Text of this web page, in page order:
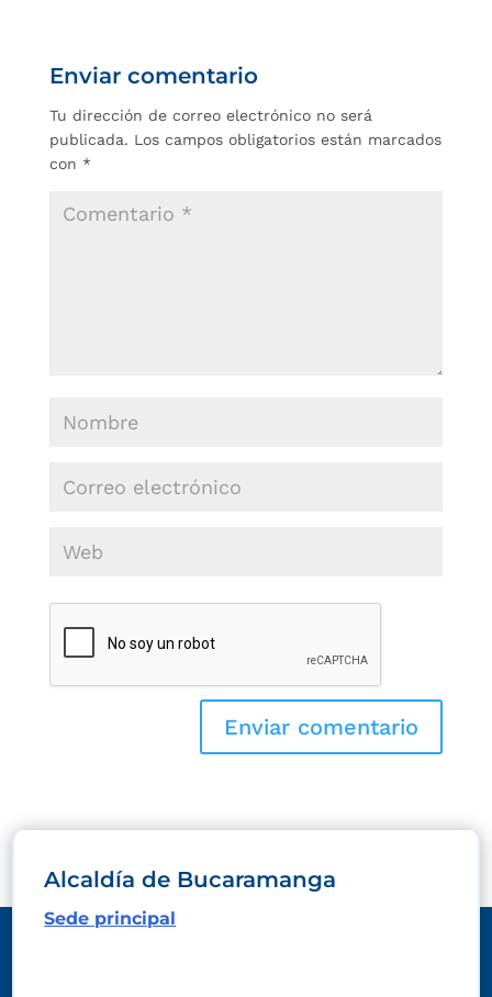
Enviar comentario
Tu dirección de correo electrónico no será
publicada. Los campos obligatorios están marcados
con *
Alcaldía de Bucaramanga
Sede principal